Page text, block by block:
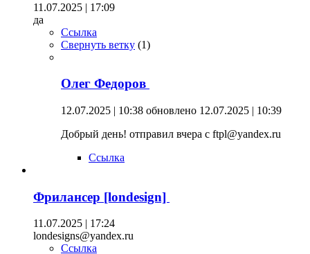
11.07.2025 | 17:09
да
Ссылка
Свернуть ветку (1)
Олег Федоров
12.07.2025 | 10:38 обновлено 12.07.2025 | 10:39
Добрый день! отправил вчера с ftpl@yandex.ru
Ссылка
Фрилансер [londesign]
11.07.2025 | 17:24
londesigns@yandex.ru
Ссылка